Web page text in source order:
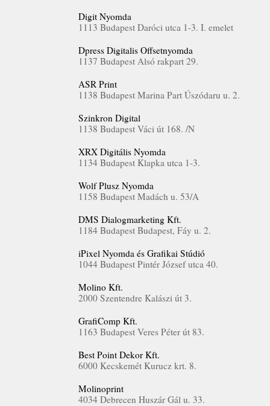
Digit Nyomda
1113 Budapest Daróci utca 1-3. I. emelet
Dpress Digitalis Offsetnyomda
1137 Budapest Alsó rakpart 29.
ASR Print
1138 Budapest Marina Part Úszódaru u. 2.
Szinkron Digital
1138 Budapest Váci út 168. /N
XRX Digitális Nyomda
1134 Budapest Klapka utca 1-3.
Wolf Plusz Nyomda
1158 Budapest Madách u. 53/A
DMS Dialogmarketing Kft.
1184 Budapest Budapest, Fáy u. 2.
iPixel Nyomda és Grafikai Stúdió
1044 Budapest Pintér József utca 40.
Molino Kft.
2000 Szentendre Kalászi út 3.
GrafiComp Kft.
1163 Budapest Veres Péter út 83.
Best Point Dekor Kft.
6000 Kecskemét Kurucz krt. 8.
Molinoprint
4034 Debrecen Huszár Gál u. 33.